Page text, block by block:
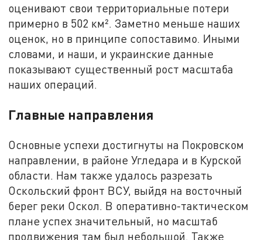
оценивают свои территориальные потери
примерно в 502 км². Заметно меньше наших
оценок, но в принципе сопоставимо. Иными
словами, и наши, и украинские данные
показывают существенный рост масштаба
наших операций.
Главные направления
Основные успехи достигнуты на Покровском
направлении, в районе Угледара и в Курской
области. Нам также удалось разрезать
Оскольский фронт ВСУ, выйдя на восточный
берег реки Оскол. В оперативно-тактическом
плане успех значительный, но масштаб
продвижения там был небольшой. Также